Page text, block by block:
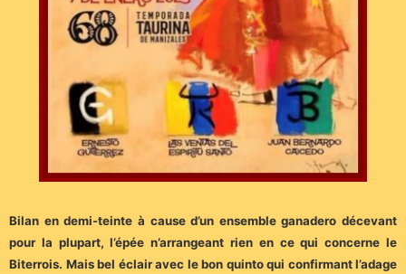
Bilan en demi-teinte à cause d’un ensemble ganadero décevant
pour la plupart, l’épée n’arrangeant rien en ce qui concerne le
Biterrois. Mais bel éclair avec le bon quinto qui confirmant l’adage